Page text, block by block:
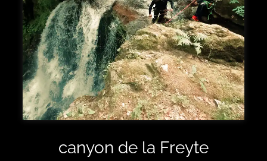
canyon de la Freyte